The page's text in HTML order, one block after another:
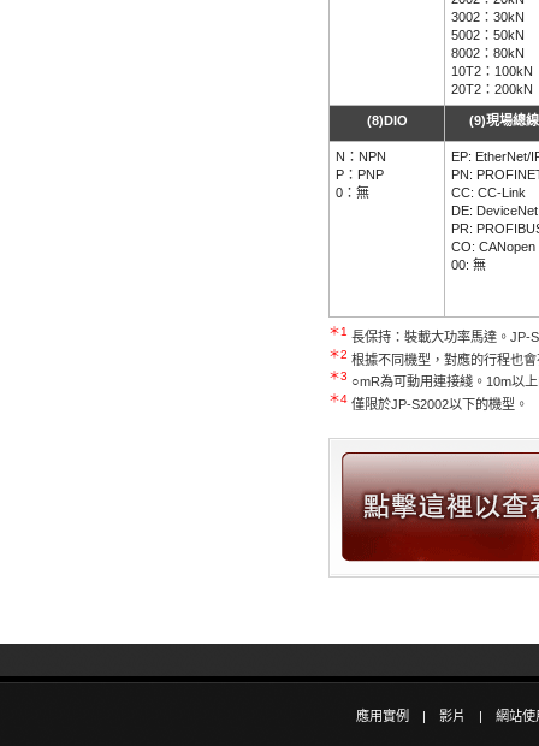
3002：30kN
5002：50kN
8002：80kN
10T2：100kN
20T2：200kN
(8)DIO (9)現場總線
N：NPN
P：PNP
0：無
EP: EtherNet/
PN:
CC: CC-Link
DE: DeviceNet
PR:
CO: CANopen
00: 無
＊1 長保持：裝載大功率馬達。JP-
＊2 根據不同機型，對應的行程也
＊3 ○mR為可動用連接綫。10m以
＊4 僅限於JP-S2002以下的機型。
應用實例 | 影片 | 網站使